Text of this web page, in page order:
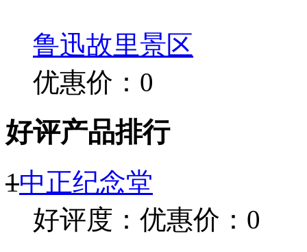
鲁迅故里景区
优惠价：0
好评产品排行
1中正纪念堂
好评度： 优惠价：0